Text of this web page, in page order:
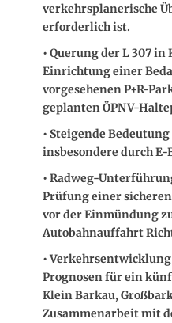
verkehrsplanerische
erforderlich ist.
• Querung der L 307 in
Einrichtung einer
vorgesehenen P+R-
geplanten ÖPNV-
• Steigende
insbesondere durch
• Radweg-
Prüfung einer
vor der Einmündung
Autobahnauffahrt
•
Prognosen für ein
Klein Barkau,
Zusammenarbeit mit